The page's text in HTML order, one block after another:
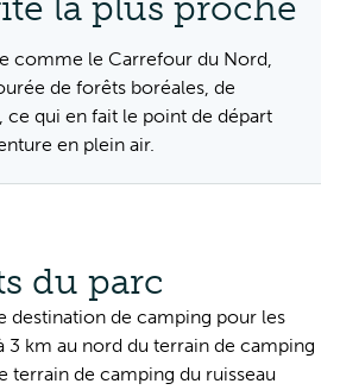
la plus proche
comme le Carrefour du Nord,
de forêts boréales, de
ce qui en fait le point de départ
en plein air.
du parc
destination de camping pour les
3 km au nord du terrain de camping
terrain de camping du ruisseau